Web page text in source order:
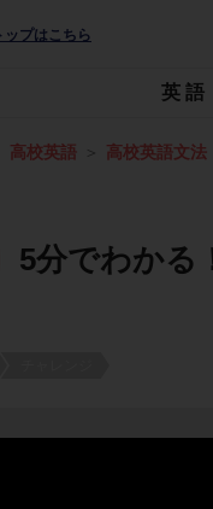
ップはこちら
英語
高校英語 高校英語文法
5分でわかる